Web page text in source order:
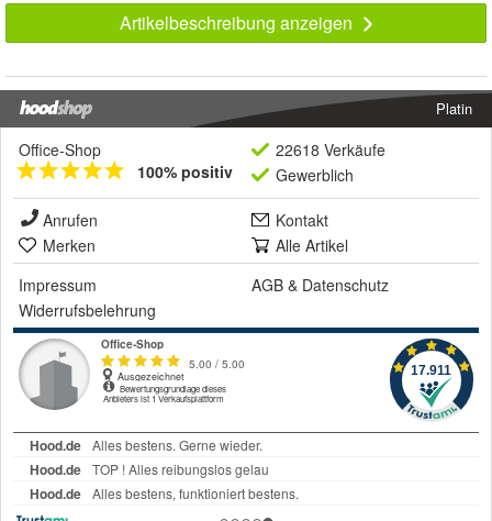
Artikelbeschreibung anzeigen
Platin
Office-Shop
100% positiv
22618 Verkäufe
Gewerblich
Anrufen
Kontakt
Merken
Alle Artikel
Impressum
AGB & Datenschutz
Widerrufsbelehrung